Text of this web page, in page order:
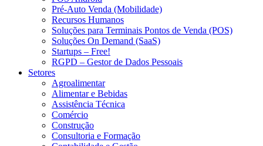
Pré-Auto Venda (Mobilidade)
Recursos Humanos
Soluções para Terminais Pontos de Venda (POS)
Soluções On Demand (SaaS)
Startups – Free!
RGPD – Gestor de Dados Pessoais
Setores
Agroalimentar
Alimentar e Bebidas
Assistência Técnica
Comércio
Construção
Consultoria e Formação